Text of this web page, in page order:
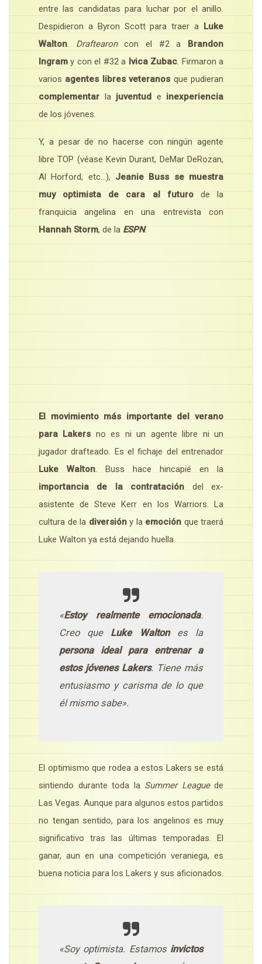
entre las candidatas para luchar por el anillo.
Despidieron a Byron Scott para traer a
Luke
Walton. Draftearoncon el #2 a
Brandon
Ingram y con el #32 a Ivica Zubac. Firmaron a
varios agentes libres veteranos que pudieran
complementar la juventud e inexperiencia
de los jóvenes.
Y, a pesar de no hacerse con ningún agente
libre TOP (véase Kevin Durant, DeMar DeRozan,
Al Horford, etc…), Jeanie Buss se muestra
muy optimista
de cara al futurode la
franquicia angelina en una entrevista con
Hannah Storm, de la ESPN.
El movimiento más importante del verano
para Lakers no es ni un agente libre ni un
jugador drafteado. Es el fichaje del entrenador
Luke Walton. Buss hace hincapié en la
importancia de la contratación del ex-
asistente de Steve Kerr en los Warriors. La
cultura de la diversióny la emoción que traerá
Luke Walton ya está dejando huella.
«Estoy realmente emocionada.
Creo que Luke Waltones la
persona ideal para entrenar a
estos jóvenes Lakers. Tiene más
entusiasmo y carisma de lo que
él mismo sabe».
El optimismo que rodea a estos Lakers se está
sintiendo durante toda la Summer Leaguede
Las Vegas. Aunque para algunos estos partidos
no tengan sentido, para los angelinos es muy
significativo tras las últimas temporadas. El
ganar, aun en una competición veraniega, es
buena noticia para los Lakers y sus aficionados.
«Soy optimista. Estamos invictos